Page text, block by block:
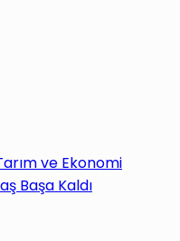
ve Ekonomi
Başa Kaldı